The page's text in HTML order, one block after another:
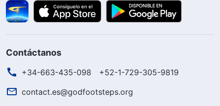
Contáctanos
+34-663-435-098
+52-1-729-305-9819
contact.es@godfootsteps.org